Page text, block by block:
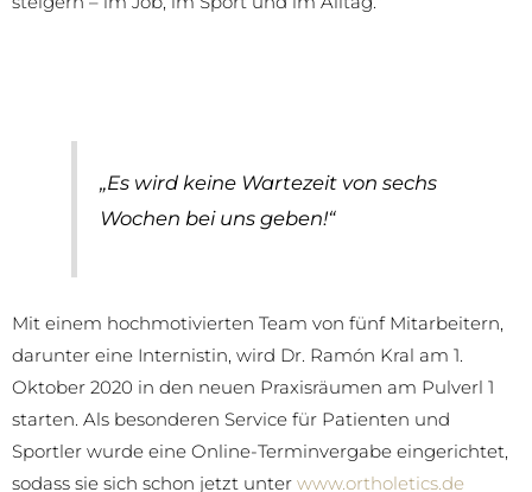
„Es wird keine Wartezeit von sechs
Wochen bei uns geben!“
Mit einem hochmotivierten Team von fünf Mitarbeitern,
darunter eine Internistin, wird Dr. Ramón Kral am 1.
Oktober 2020 in den neuen Praxisräumen am Pulverl 1
starten. Als besonderen Service für Patienten und
Sportler wurde eine Online-Terminvergabe eingerichtet,
sodass sie sich schon jetzt unter www.ortholetics.de